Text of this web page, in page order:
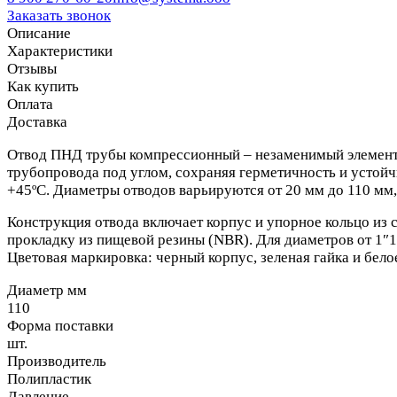
Заказать звонок
Описание
Характеристики
Отзывы
Как купить
Оплата
Доставка
Отвод ПНД трубы компрессионный – незаменимый
трубопровода под углом, сохраняя герметичность и
+45ºС. Диаметры отводов варьируются от 20 мм до 110 мм,
Конструкция отвода включает корпус и упорное кольцо
прокладку из пищевой резины (NBR). Для диаметров от
Цветовая маркировка: черный корпус, зеленая гайка и
Диаметр мм
110
Форма поставки
шт.
Производитель
Полипластик